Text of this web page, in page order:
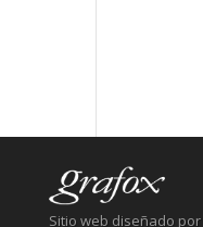
Sitio web diseñado por